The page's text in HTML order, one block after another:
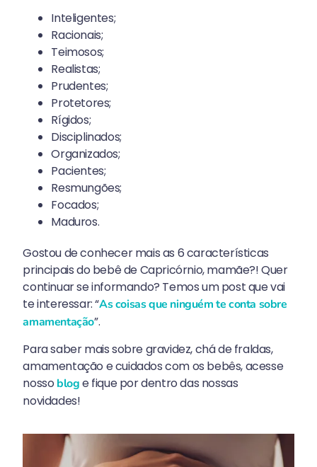
Inteligentes;
Racionais;
Teimosos;
Realistas;
Prudentes;
Protetores;
Rígidos;
Disciplinados;
Organizados;
Pacientes;
Resmungões;
Focados;
Maduros.
Gostou de conhecer mais as 6 características
principais do bebê de Capricórnio, mamãe?! Quer
continuar se informando? Temos um post que vai
te interessar: “As coisas que ninguém te conta sobre
amamentação”.
Para saber mais sobre gravidez, chá de fraldas,
amamentação e cuidados com os bebês, acesse
nosso bloge fique por dentro das nossas
novidades!